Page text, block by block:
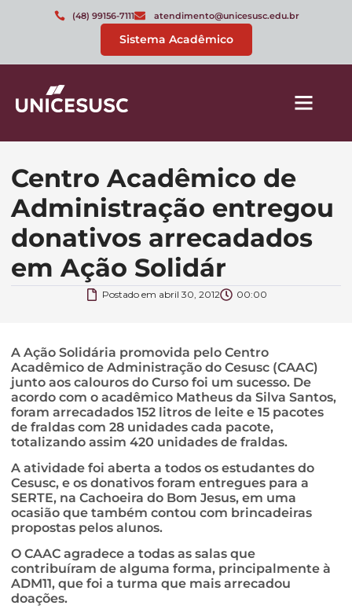
(48) 99156-7111 atendimento@unicesusc.edu.br
Sistema Acadêmico
Centro Acadêmico de
Administração entregou
donativos arrecadados
em Ação Solidár
Postado em abril 30, 2012 00:00
A Ação Solidária promovida pelo Centro
Acadêmico de Administração do Cesusc (CAAC)
junto aos calouros do Curso foi um sucesso. De
acordo com o acadêmico Matheus da Silva Santos,
foram arrecadados 152 litros de leite e 15 pacotes
de fraldas com 28 unidades cada pacote,
totalizando assim 420 unidades de fraldas.
A atividade foi aberta a todos os estudantes do
Cesusc, e os donativos foram entregues para a
SERTE, na Cachoeira do Bom Jesus, em uma
ocasião que também contou com brincadeiras
propostas pelos alunos.
O CAAC agradece a todas as salas que
contribuíram de alguma forma, principalmente à
ADM11, que foi a turma que mais arrecadou
doações.